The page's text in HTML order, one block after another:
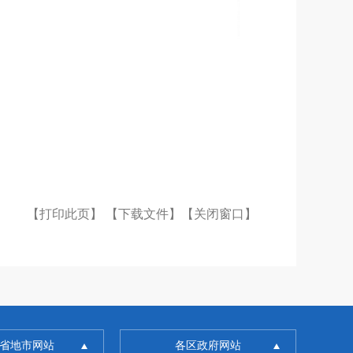
【打印此页】 【下载文件】 【关闭窗口】
地市网站 各区政府网站